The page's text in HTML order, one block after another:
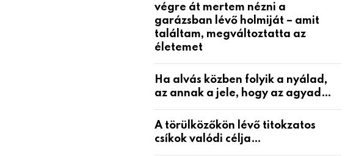
végre át mertem nézni a
garázsban lévő holmiját – amit
találtam, megváltoztatta az
életemet
Ha alvás közben folyik a nyálad,
az annak a jele, hogy az agyad…
A törülközőkön lévő titokzatos
csíkok valódi célja…